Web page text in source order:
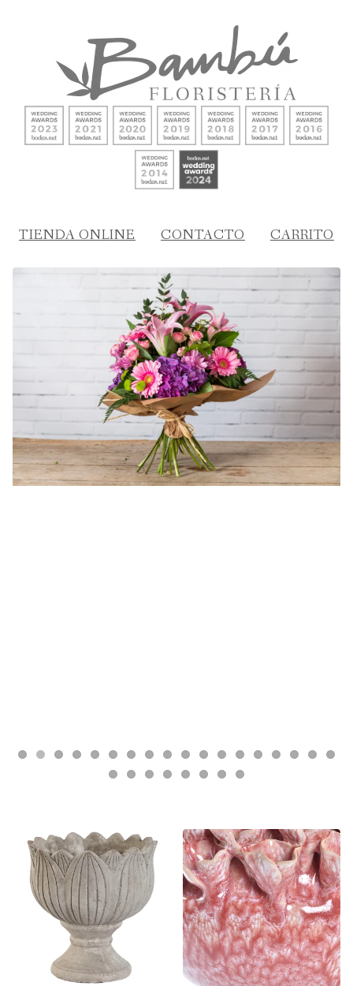
TIENDA ONLINE CONTACTO CARRITO
PRODUCTOS
DESTACADOS